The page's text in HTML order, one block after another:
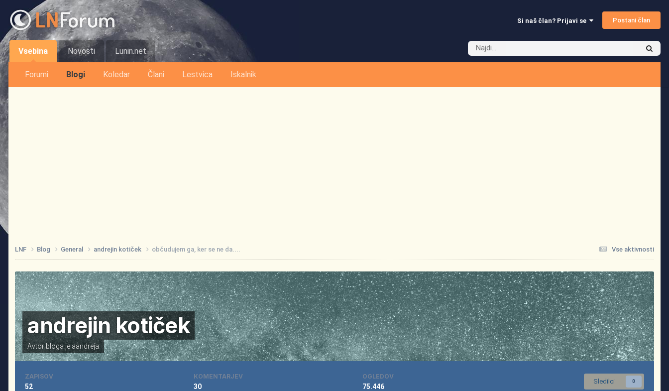
Si naš član? Prijavi se Postani član
Vsebina
Forumi Blogi Koledar Člani Lestvica Iskalnik
Novosti Lunin.net
Vse aktivnosti
LNF Blog General andrejin kotiček občudujem ga, ker se ne da....
andrejin kotiček
Avtor bloga jeaandreja
Sledilci 0
ZAPISOV
52
KOMENTARJEV
30
OGLEDOV
75.446